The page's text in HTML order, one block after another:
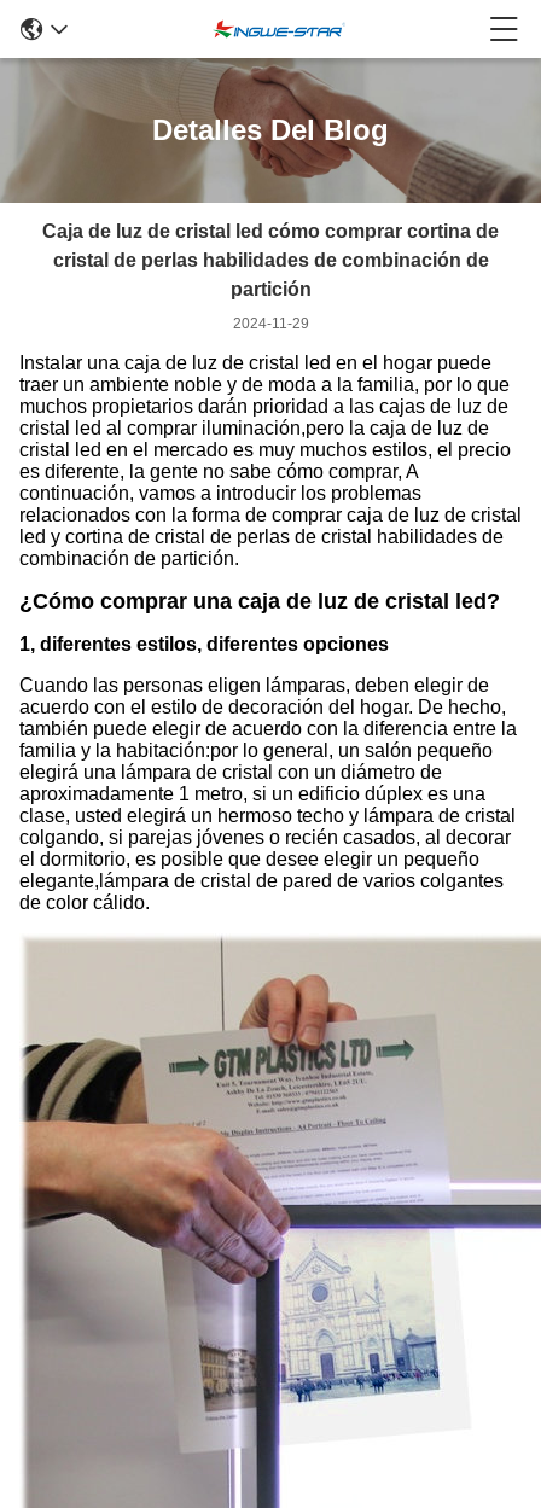
Detalles Del Blog
Caja de luz de cristal led cómo comprar cortina de
cristal de perlas habilidades de combinación de
partición
2024-11-29
Instalar una caja de luz de cristal led en el hogar puede
traer un ambiente noble y de moda a la familia, por lo que
muchos propietarios darán prioridad a las cajas de luz de
cristal led al comprar iluminación,pero la caja de luz de
cristal led en el mercado es muy muchos estilos, el precio
es diferente, la gente no sabe cómo comprar, A
continuación, vamos a introducir los problemas
relacionados con la forma de comprar caja de luz de cristal
led y cortina de cristal de perlas de cristal habilidades de
combinación de partición.
¿Cómo comprar una caja de luz de cristal led?
1, diferentes estilos, diferentes opciones
Cuando las personas eligen lámparas, deben elegir de
acuerdo con el estilo de decoración del hogar. De hecho,
también puede elegir de acuerdo con la diferencia entre la
familia y la habitación:por lo general, un salón pequeño
elegirá una lámpara de cristal con un diámetro de
aproximadamente 1 metro, si un edificio dúplex es una
clase, usted elegirá un hermoso techo y lámpara de cristal
colgando, si parejas jóvenes o recién casados, al decorar
el dormitorio, es posible que desee elegir un pequeño
elegante,lámpara de cristal de pared de varios colgantes
de color cálido.